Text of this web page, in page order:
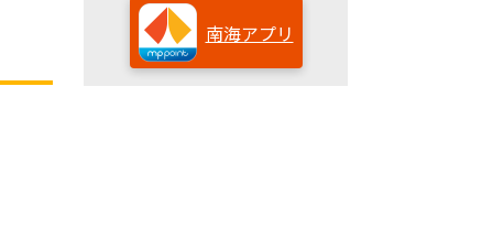
南海アプリ